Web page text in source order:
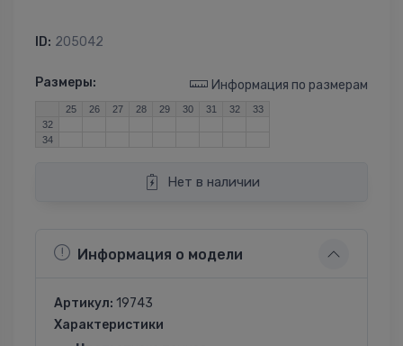
ID: 205042
Размеры: Информация по размерам
25 26 27 28 29 30 31 32
33
32
34
Нет в наличии
Информация о модели
Артикул: 19743
Характеристики